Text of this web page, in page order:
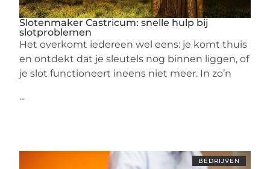
Slotenmaker Castricum: snelle hulp bij
slotproblemen
Het overkomt iedereen wel eens: je komt thuis
en ontdekt dat je sleutels nog binnen liggen, of
je slot functioneert ineens niet meer. In zo’n
...
BEDRIJVEN